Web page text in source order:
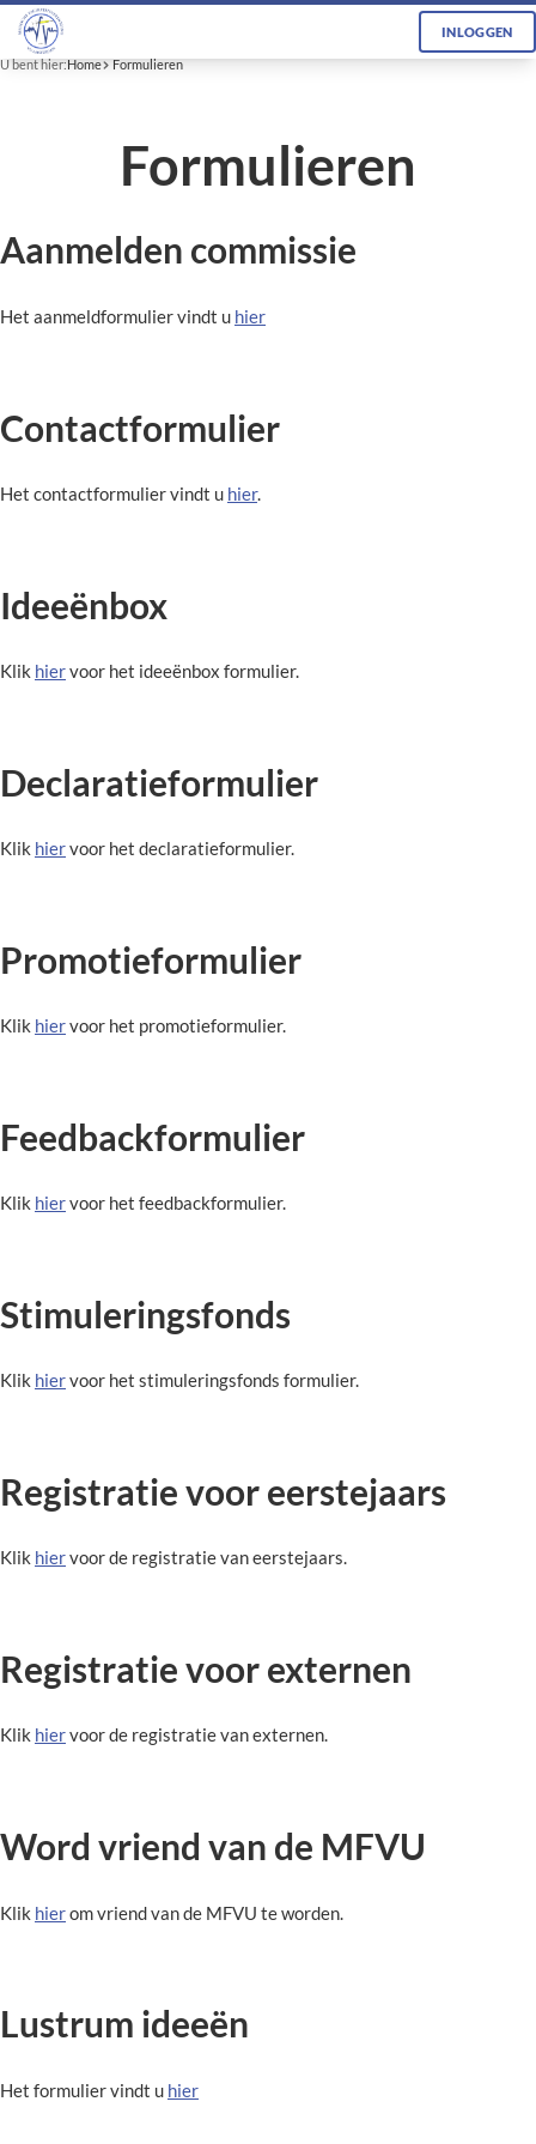
INLOGGEN
U bent hier:Home Formulieren
Formulieren
Aanmelden commissie
Het aanmeldformulier vindt u hier
Contactformulier
Het contactformulier vindt u hier.
Ideeënbox
Klik hiervoor het ideeënbox formulier.
Declaratieformulier
Klik hiervoor het declaratieformulier.
Promotieformulier
Klik hiervoor het promotieformulier.
Feedbackformulier
Klik hiervoor het feedbackformulier.
Stimuleringsfonds
Klik hiervoor het stimuleringsfonds formulier.
Registratie voor eerstejaars
Klik hiervoor de registratie van eerstejaars.
Registratie voor externen
Klik hiervoor de registratie van externen.
Word vriend van de MFVU
Klik hierom vriend van de MFVU te worden.
Lustrum ideeën
Het formulier vindt u hier